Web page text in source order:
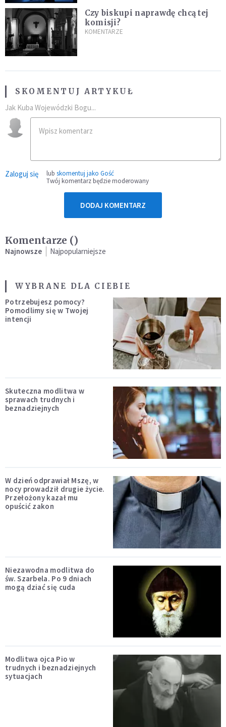
Czy biskupi naprawdę chcą tej
komisji?
KOMENTARZE
SKOMENTUJ ARTYKUŁ
Jak Kuba Wojewódzki Bogu...
Zaloguj się lub skomentuj jako Gość
Twój komentarz będzie moderowany
DODAJ KOMENTARZ
Komentarze ()
Najnowsze Najpopularniejsze
WYBRANE DLA CIEBIE
Potrzebujesz pomocy?
Pomodlimy się w Twojej
intencji
Skuteczna modlitwa w
sprawach trudnych i
beznadziejnych
W dzień odprawiał Mszę, w
nocy prowadził drugie życie.
Przełożony kazał mu
opuścić zakon
Niezawodna modlitwa do
św. Szarbela. Po 9 dniach
mogą dziać się cuda
Modlitwa ojca Pio w
trudnych i beznadziejnych
sytuacjach